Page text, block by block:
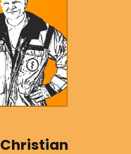
Christian